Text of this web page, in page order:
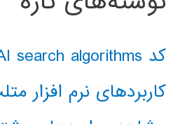
کد classical AI search algorithms
کاربردهای نرم افزار